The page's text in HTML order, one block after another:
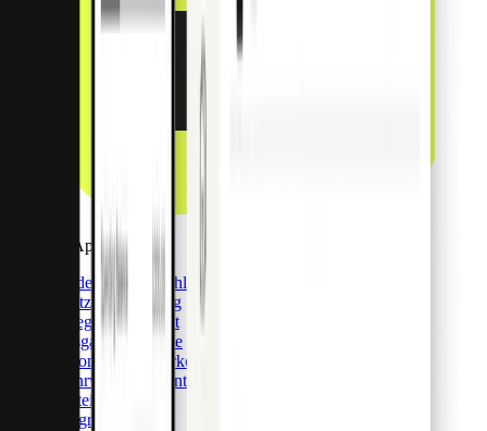
Payment Apps
Entdecken Sie Zahlungs-Apps
Echtzeit-Reporting
Belegmanagement
Ausgabenkontrolle
Automatische Vorkontierung
Mehrwährungskonten
Vorteile
Integrationen